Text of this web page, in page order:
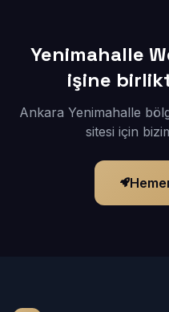
Yenimahalle
işine
Ankara Yenimahalle
sitesi için